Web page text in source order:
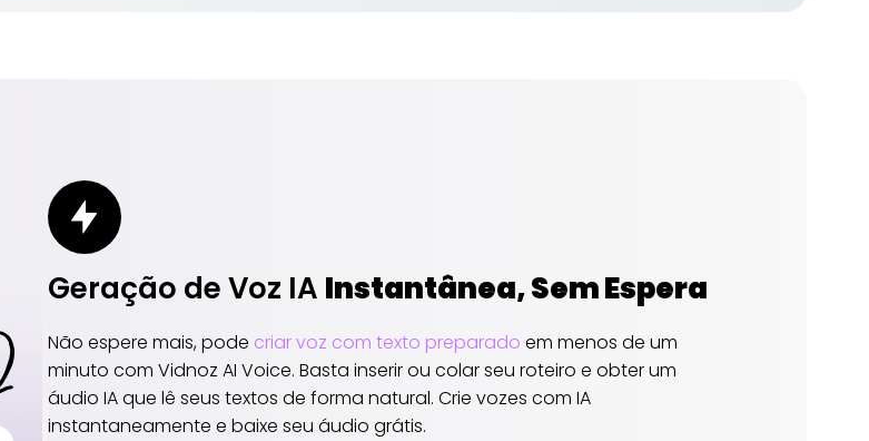
Geração de Voz IA Instantânea, Sem Espera
Não espere mais, pode criar voz com texto preparado em menos de um
minuto com Vidnoz AI Voice. Basta inserir ou colar seu roteiro e obter um
áudio IA que lê seus textos de forma natural. Crie vozes com IA
instantaneamente e baixe seu áudio grátis.